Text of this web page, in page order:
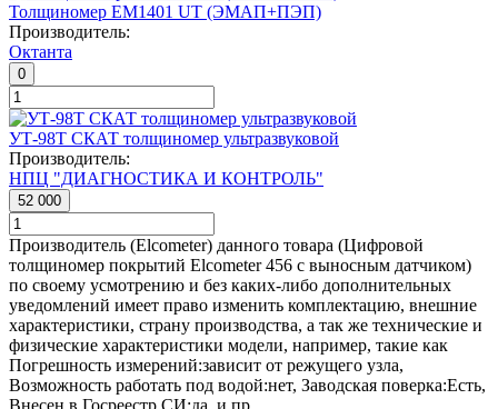
Толщиномер EM1401 UT (ЭМАП+ПЭП)
Производитель:
Октанта
0
УТ-98Т СКАТ толщиномер ультразвуковой
Производитель:
НПЦ "ДИАГНОСТИКА И КОНТРОЛЬ"
52 000
Производитель (Elcometer) данного товара (Цифровой
толщиномер покрытий Elcometer 456 с выносным датчиком)
по своему усмотрению и без каких-либо дополнительных
уведомлений имеет право изменить комплектацию, внешние
характеристики, страну производства, а так же технические и
физические характеристики модели, например, такие как
Погрешность измерений:зависит от режущего узла,
Возможность работать под водой:нет, Заводская поверка:Есть,
Внесен в Госреестр СИ:да , и пр.